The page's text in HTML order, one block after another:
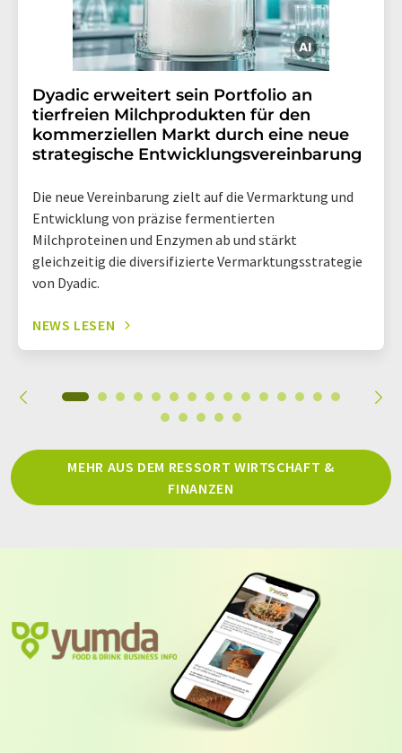
Dyadic erweitert sein Portfolio an
tierfreien Milchprodukten für den
kommerziellen Markt durch eine neue
strategische Entwicklungsvereinbarung
Die neue Vereinbarung zielt auf die Vermarktung und
Entwicklung von präzise fermentierten
Milchproteinen und Enzymen ab und stärkt
gleichzeitig die diversifizierte Vermarktungsstrategie
von Dyadic.
NEWS LESEN
MEHR AUS DEM RESSORT WIRTSCHAFT &
FINANZEN